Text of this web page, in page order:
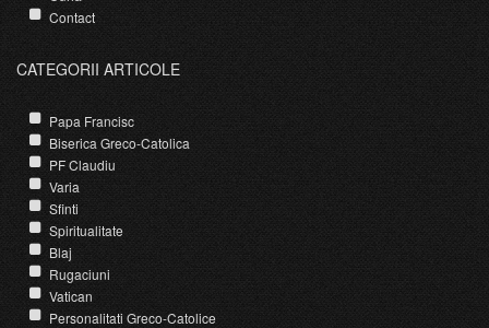
Contact
CATEGORII ARTICOLE
Papa Francisc
Biserica Greco-Catolica
PF Claudiu
Varia
Sfinti
Spiritualitate
Blaj
Rugaciuni
Vatican
Personalitati Greco-Catolice